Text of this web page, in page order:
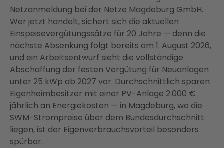
Netzanmeldung bei der Netze Magdeburg GmbH.
Wer jetzt handelt, sichert sich die aktuellen
Einspeisevergütungssätze für 20 Jahre — denn die
nächste Absenkung folgt bereits am 1. August 2026,
und ein Arbeitsentwurf sieht die vollständige
Abschaffung der festen Vergütung für Neuanlagen
unter 25 kWp ab 2027 vor. Durchschnittlich sparen
Eigenheimbesitzer mit einer PV-Anlage 2.000 €
jährlich an Energiekosten — in Magdeburg, wo die
SWM-Strompreise über dem Bundesdurchschnitt
liegen, ist der Eigenverbrauchsvorteil besonders
spürbar.